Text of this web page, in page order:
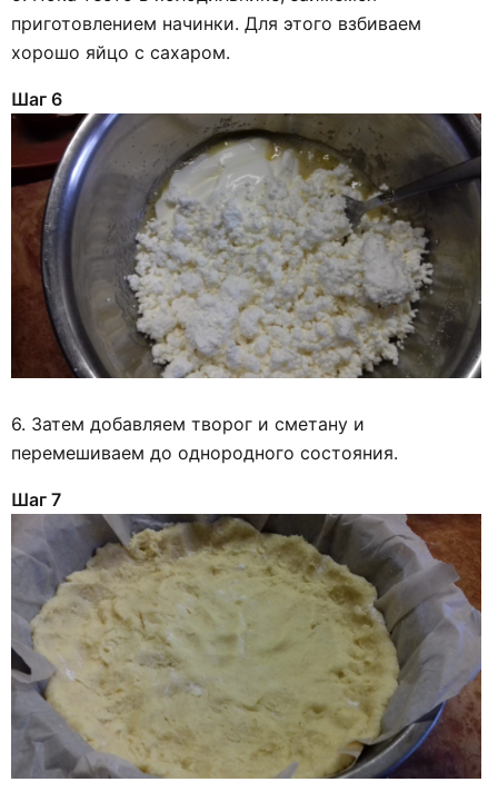
приготовлением начинки. Для этого взбиваем
хорошо яйцо с сахаром.
Шаг 6
6. Затем добавляем творог и сметану и
перемешиваем до однородного состояния.
Шаг 7